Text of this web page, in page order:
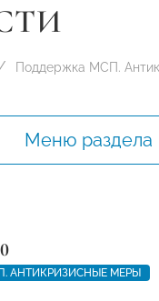
Меню раздела
АНТИКРИЗИСНЫЕ МЕРЫ